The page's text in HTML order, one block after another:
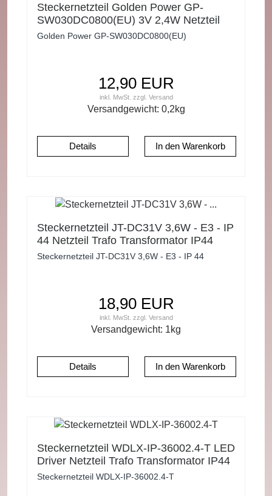
Steckernetzteil Golden Power GP-
SW030DC0800(EU) 3V 2,4W Netzteil
Trafo Transformator IP20
Golden Power GP-SW030DC0800(EU)
12,90 EUR
inkl. MwSt. zzgl. Versand
Versandgewicht: 0,2kg
Details
Steckernetzteil JT-DC31V 3,6W - E3 - IP
44 Netzteil Trafo Transformator IP44
Steckernetzteil JT-DC31V 3,6W - E3 - IP 44
18,90 EUR
inkl. MwSt. zzgl. Versand
Versandgewicht: 1kg
Details
Steckernetzteil WDLX-IP-36002.4-T LED
Driver Netzteil Trafo Transformator IP44
Steckernetzteil WDLX-IP-36002.4-T